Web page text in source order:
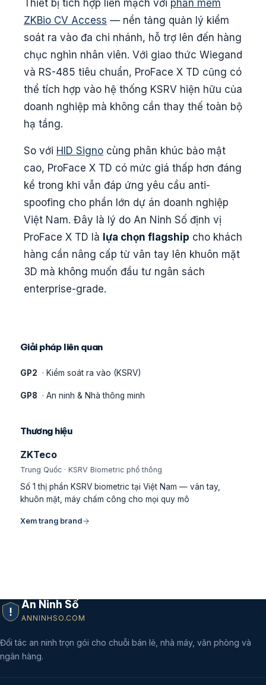
Thiết bị tích hợp liền mạch với phần mềm
ZKBio CV Access — nền tảng quản lý kiểm
soát ra vào đa chi nhánh, hỗ trợ lên đến hàng
chục nghìn nhân viên. Với giao thức Wiegand
và RS-485 tiêu chuẩn, ProFace X TD cũng có
thể tích hợp vào hệ thống KSRV hiện hữu của
doanh nghiệp mà không cần thay thế toàn bộ
hạ tầng.
So với HID Signo cùng phân khúc bảo mật
cao, ProFace X TD có mức giá thấp hơn đáng
kể trong khi vẫn đáp ứng yêu cầu anti-
spoofing cho phần lớn dự án doanh nghiệp
Việt Nam. Đây là lý do An Ninh Số định vị
ProFace X TD là lựa chọn flagship cho khách
hàng cần nâng cấp từ vân tay lên khuôn mặt
3D mà không muốn đầu tư ngân sách
enterprise-grade.
Giải pháp liên quan
GP2 · Kiểm soát ra vào (KSRV)
GP8 · An ninh & Nhà thông minh
Thương hiệu
ZKTeco
Trung Quốc · KSRV Biometric phổ thông
Số 1 thị phần KSRV biometric tại Việt Nam — vân tay,
khuôn mặt, máy chấm công cho mọi quy mô
Xem trang brand
An Ninh Số
ANNINHSO.COM
Đối tác an ninh trọn gói cho chuỗi bán lẻ, nhà máy, văn phòng và
ngân hàng.